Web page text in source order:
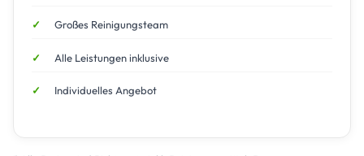
Großes Reinigungsteam
Alle Leistungen inklusive
Individuelles Angebot